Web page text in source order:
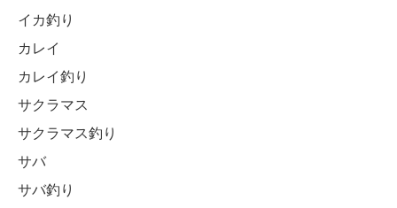
イカ釣り
カレイ
カレイ釣り
サクラマス
サクラマス釣り
サバ
サバ釣り